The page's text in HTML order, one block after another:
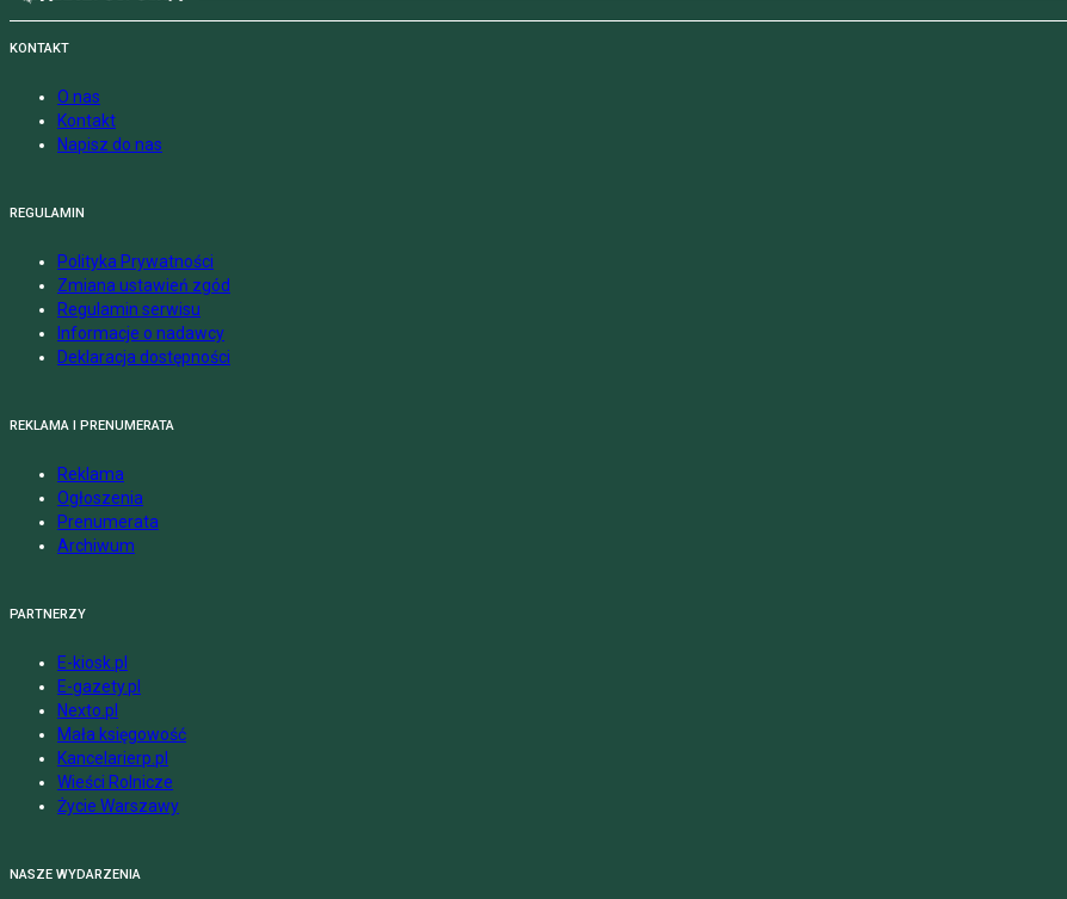
KONTAKT
O nas
Kontakt
Napisz do nas
REGULAMIN
Polityka Prywatności
Zmiana ustawień zgód
Regulamin serwisu
Informacje o nadawcy
Deklaracja dostępności
REKLAMA I PRENUMERATA
Reklama
Ogłoszenia
Prenumerata
Archiwum
PARTNERZY
E-kiosk.pl
E-gazety.pl
Nexto.pl
Mała księgowość
Kancelarierp.pl
Wieści Rolnicze
Życie Warszawy
NASZE WYDARZENIA